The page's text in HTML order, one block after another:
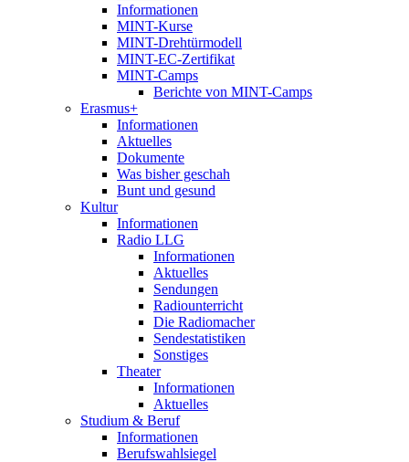
Informationen
MINT-Kurse
MINT-Drehtürmodell
MINT-EC-Zertifikat
MINT-Camps
Berichte von MINT-Camps
Erasmus+
Informationen
Aktuelles
Dokumente
Was bisher geschah
Bunt und gesund
Kultur
Informationen
Radio LLG
Informationen
Aktuelles
Sendungen
Radiounterricht
Die Radiomacher
Sendestatistiken
Sonstiges
Theater
Informationen
Aktuelles
Studium & Beruf
Informationen
Berufswahlsiegel